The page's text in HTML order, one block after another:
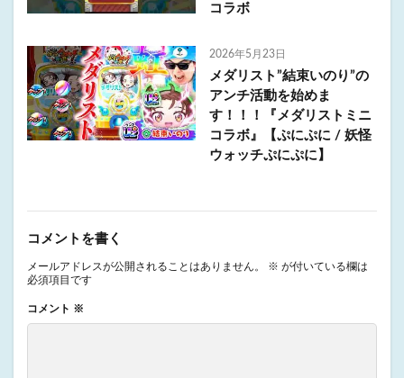
コラボ
2026年5月23日
メダリスト”結束いのり”の
アンチ活動を始めま
す！！！『メダリストミニ
コラボ』【ぷにぷに / 妖怪
ウォッチぷにぷに】
コメントを書く
メールアドレスが公開されることはありません。 ※ が付いている欄は
必須項目です
コメント ※